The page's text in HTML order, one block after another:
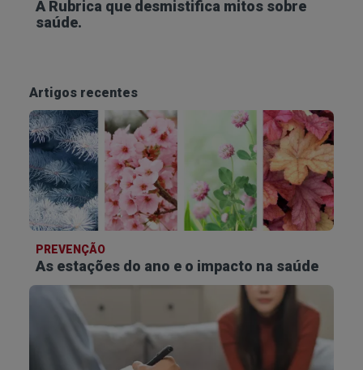
A Rubrica que desmistifica mitos sobre
saúde.
Artigos recentes
PREVENÇÃO
As estações do ano e o impacto na saúde